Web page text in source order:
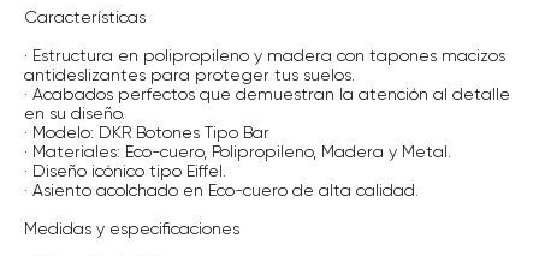
Características
· Estructura en polipropileno y madera con tapones macizos
antideslizantes para proteger tus suelos.
· Acabados perfectos que demuestran la atención al detalle
en su diseño.
· Modelo: DKR Botones Tipo Bar
· Materiales: Eco-cuero, Polipropileno, Madera y Metal.
· Diseño icónico tipo Eiffel.
· Asiento acolchado en Eco-cuero de alta calidad.
Medidas y especificaciones